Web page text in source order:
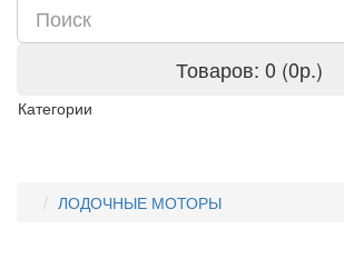
Товаров: 0 (0р.)
Категории
ЛОДОЧНЫЕ МОТОРЫ